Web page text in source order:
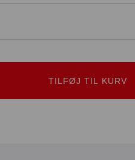
TILFØJ TIL KURV